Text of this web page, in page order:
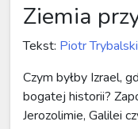
Ziemia
Tekst: Piotr Trybalski
Czym byłby Izrael,
bogatej historii?
Jerozolimie, Galilei